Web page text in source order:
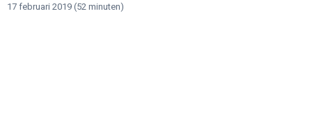
17 februari 2019 (52 minuten)